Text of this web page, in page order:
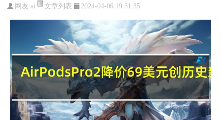
网友:ai 文章列表 2024-04-06 19:31:35